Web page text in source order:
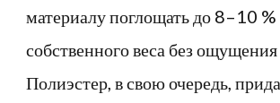
материалу поглощать до 8–10 %
собственного веса без
Полиэстер, в свою очередь,